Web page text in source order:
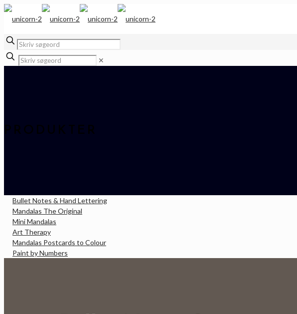
✕
PRODUKTER
Bullet Notes & Hand Lettering
Mandalas The Original
Mini Mandalas
Art Therapy
Mandalas Postcards to Colour
Paint by Numbers